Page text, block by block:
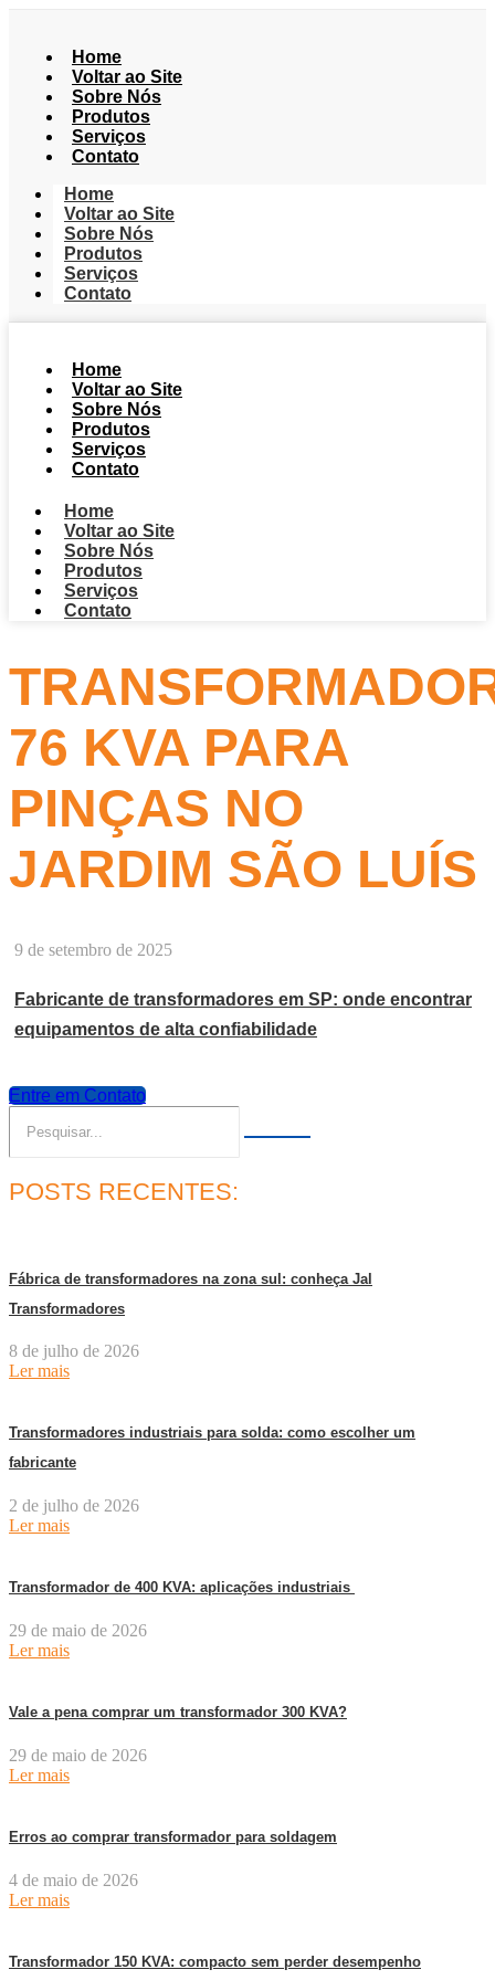
Home
Voltar ao Site
Sobre Nós
Produtos
Serviços
Contato
Home
Voltar ao Site
Sobre Nós
Produtos
Serviços
Contato
Home
Voltar ao Site
Sobre Nós
Produtos
Serviços
Contato
Home
Voltar ao Site
Sobre Nós
Produtos
Serviços
Contato
76 KVA PARA
PINÇAS NO
JARDIM SÃO LUÍS
9 de setembro de 2025
Fabricante de transformadores em SP: onde encontrar
equipamentos de alta confiabilidade
Entre em Contato
POSTS RECENTES:
Fábrica de transformadores na zona sul: conheça Jal
Transformadores
8 de julho de 2026
Ler mais
Transformadores industriais para solda: como escolher um
fabricante
2 de julho de 2026
Ler mais
Transformador de 400 KVA: aplicações industriais
29 de maio de 2026
Ler mais
Vale a pena comprar um transformador 300 KVA?
29 de maio de 2026
Ler mais
Erros ao comprar transformador para soldagem
4 de maio de 2026
Ler mais
Transformador 150 KVA: compacto sem perder desempenho